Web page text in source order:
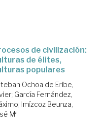
de civilización:
de élites,
populares
Ochoa de Eribe,
; García Fernández,
; Imízcoz Beunza,
Mª